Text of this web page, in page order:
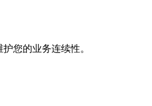
您的业务连续性。